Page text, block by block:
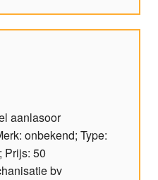
aanlasoor
onbekend; Type:
Prijs: 50
bv